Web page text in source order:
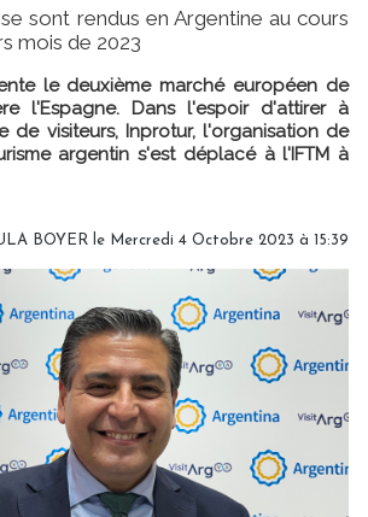
sont rendus en Argentine au cours
mois de 2023
le deuxième marché européen de
l'Espagne. Dans l'espoir d'attirer à
de visiteurs, Inprotur, l'organisation de
argentin s'est déplacé à l'IFTM à
BOYER le Mercredi 4 Octobre 2023 à 15:39